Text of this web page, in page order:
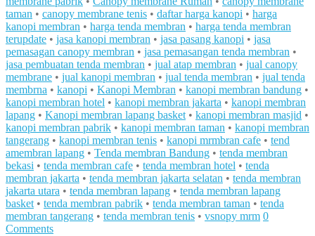
taman • canopy membrane tenis • daftar harga kanopi • harga
kanopi membran • harga tenda membran • harga tenda membran
terupdate • jasa kanopi membran • jasa pasang kanopi • jasa
pemasagan canopy membran • jasa pemasangan tenda membran •
jasa pembuatan tenda membran • jual atap membran • jual canopy
membrane • jual kanopi membran • jual tenda membran • jual tenda
membrna • kanopi • Kanopi Membran • kanopi membran bandung •
kanopi membran hotel • kanopi membran jakarta • kanopi membran
lapang • Kanopi membran lapang basket • kanopi membran masjid •
kanopi membran pabrik • kanopi membran taman • kanopi membran
tangerang • kanopi membran tenis • kanopi mrmbran cafe • tend
amembran lapang • Tenda membran Bandung • tenda membran
bekasi • tenda membran cafe • tenda membran hotel • tenda
membran jakarta • tenda membran jakarta selatan • tenda membran
jakarta utara • tenda membran lapang • tenda membran lapang
basket • tenda membran pabrik • tenda membran taman • tenda
membran tangerang • tenda membran tenis • vsnopy mrm 0
Comments